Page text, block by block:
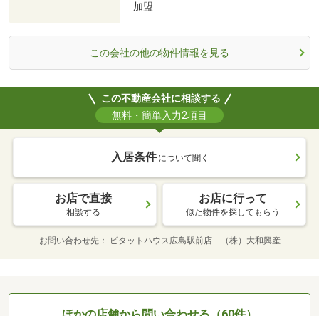
加盟
この会社の他の物件情報を見る
この不動産会社に相談する
無料・簡単入力2項目
入居条件 について聞く
お店で直接
相談する
お店に行って
似た物件を探してもらう
お問い合わせ先 ピタットハウス広島駅前店 （株）大和興産